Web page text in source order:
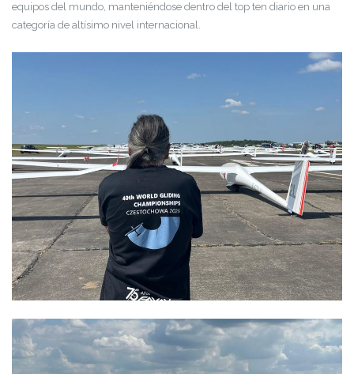
equipos del mundo, manteniéndose dentro del top ten diario en una
categoría de altísimo nivel internacional.